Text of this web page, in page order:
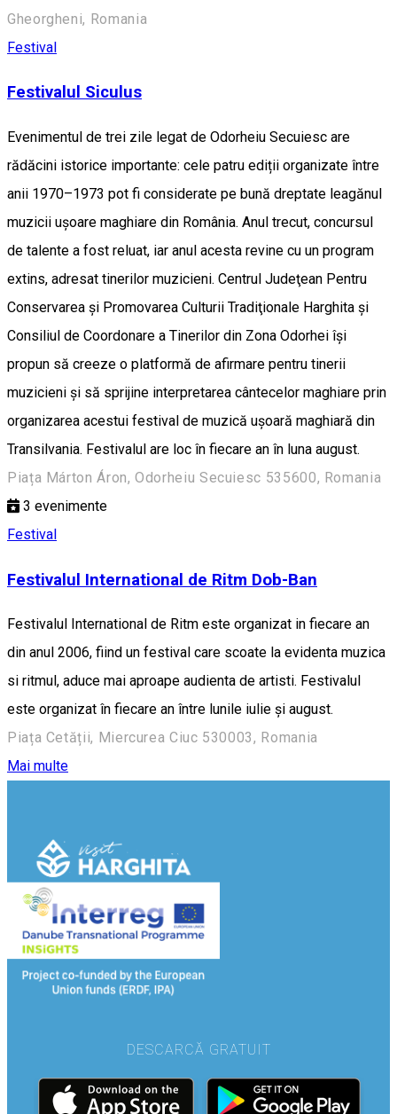
Gheorgheni, Romania
Festival
Festivalul Siculus
Evenimentul de trei zile legat de Odorheiu Secuiesc are
rădăcini istorice importante: cele patru ediții organizate între
anii 1970–1973 pot fi considerate pe bună dreptate leagănul
muzicii ușoare maghiare din România. Anul trecut, concursul
de talente a fost reluat, iar anul acesta revine cu un program
extins, adresat tinerilor muzicieni. Centrul Judeţean Pentru
Conservarea şi Promovarea Culturii Tradiţionale Harghita și
Consiliul de Coordonare a Tinerilor din Zona Odorhei își
propun să creeze o platformă de afirmare pentru tinerii
muzicieni și să sprijine interpretarea cântecelor maghiare prin
organizarea acestui festival de muzică ușoară maghiară din
Transilvania. Festivalul are loc în fiecare an în luna august.
Piața Márton Áron, Odorheiu Secuiesc 535600, Romania
3 evenimente
Festival
Festivalul International de Ritm Dob-Ban
Festivalul International de Ritm este organizat in fiecare an
din anul 2006, fiind un festival care scoate la evidenta muzica
si ritmul, aduce mai aproape audienta de artisti. Festivalul
este organizat în fiecare an între lunile iulie și august.
Piața Cetății, Miercurea Ciuc 530003, Romania
Mai multe
DESCARCĂ GRATUIT